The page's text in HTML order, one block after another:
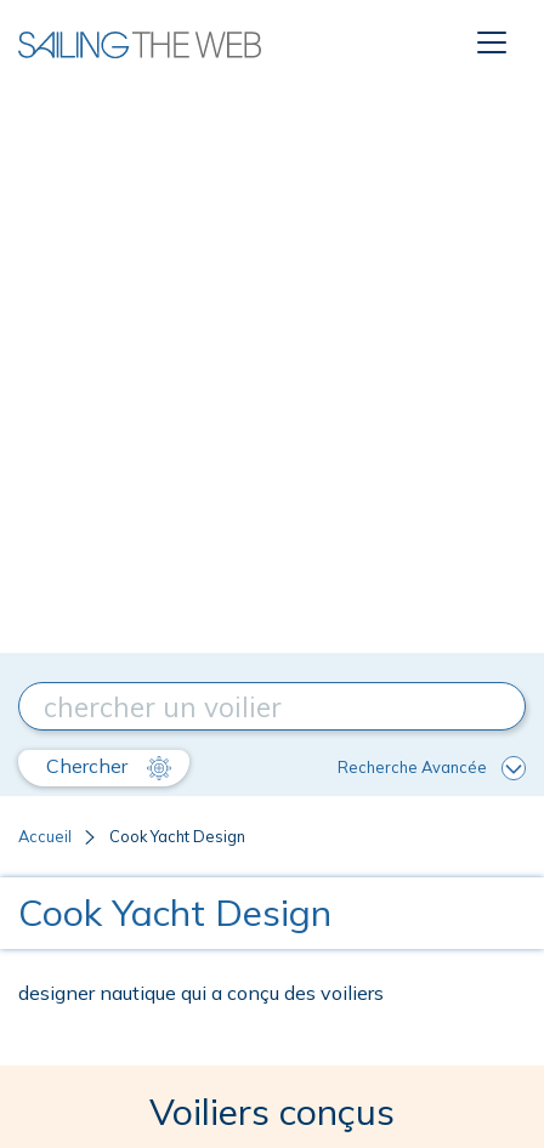
Chercher Recherche Avancée
Accueil Cook Yacht Design
Cook Yacht Design
designer nautique qui a conçu des voiliers
Voiliers conçus